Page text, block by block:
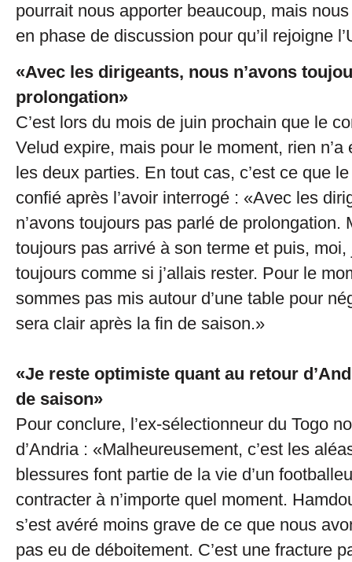
pourrait nous apporter beaucoup, mais
en phase de discussion pour qu’il rejoigne
«Avec les dirigeants, nous n’avons
prolongation»
C’est lors du mois de juin prochain que le
Velud expire, mais pour le moment, rien n’a
les deux parties. En tout cas, c’est ce que
confié après l’avoir interrogé : «Avec les
n’avons toujours pas parlé de prolongation.
toujours pas arrivé à son terme et puis,
toujours comme si j’allais rester. Pour le
sommes pas mis autour d’une table pour
sera clair après la fin de saison.»
«Je reste optimiste quant au retour
de saison»
Pour conclure, l’ex-sélectionneur du Togo
d’Andria : «Malheureusement, c’est les
blessures font partie de la vie d’un
contracter à n’importe quel moment.
s’est avéré moins grave de ce que nous
pas eu de déboitement. C’est une fracture